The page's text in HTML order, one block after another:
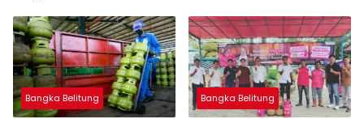
Subsidi Tetap
Bangka Belitung Bangka Belitung